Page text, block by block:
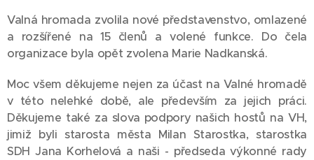
Valná hromada zvolila nové představenstvo, omlazené
a rozšířené na 15 členů a volené funkce. Do čela
organizace byla opět zvolena Marie Nadkanská.
Moc všem děkujeme nejen za účast na Valné hromadě
v této nelehké době, ale především za jejich práci.
Děkujeme také za slova podpory našich hostů na VH,
jimiž byli starosta města Milan Starostka, starostka
SDH Jana Korhelová a naši - předseda výkonné rady